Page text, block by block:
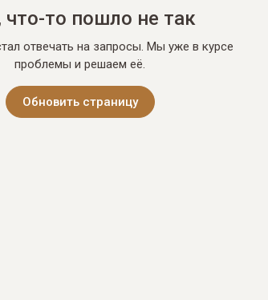
что-то пошло не так
отвечать на запросы. Мы уже в курсе
проблемы и решаем её.
Обновить страницу